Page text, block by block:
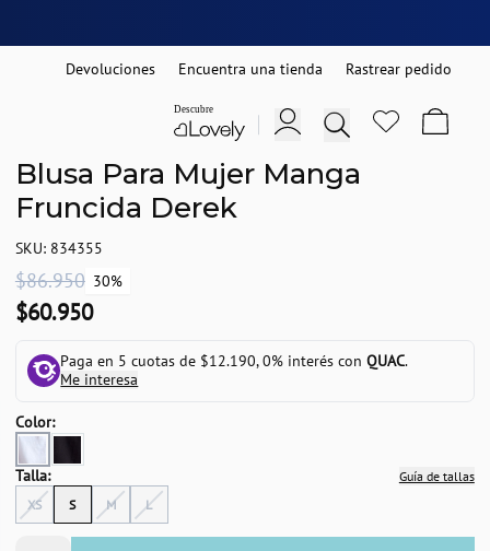
Devoluciones Encuentra una tienda Rastrear pedido
Blusa Para Mujer Manga
Fruncida Derek
SKU: 834355
$86.950 30%
$60.950
Paga en 5 cuotas de $12.190, 0% interés conQUAC.
Me interesa
Color:
Talla:
Guía de tallas
XS
S M L